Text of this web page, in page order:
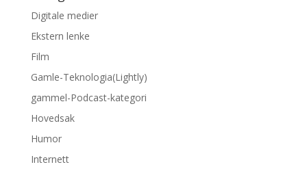
Digitale medier
Ekstern lenke
Film
Gamle-Teknologia(Lightly)
gammel-Podcast-kategori
Hovedsak
Humor
Internett